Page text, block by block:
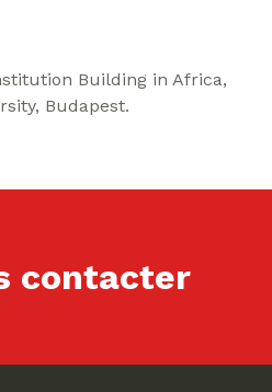
Building in Africa,
Budapest.
contacter